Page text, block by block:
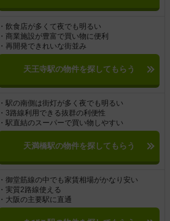
・飲食店が多くて夜でも明るい
・商業施設が豊富で買い物に便利
・再開発できれいな街並み
天王寺駅の物件を探してもらう
・駅の南側は街灯が多く夜でも明るい
・3路線利用できる抜群の利便性
・駅直結のスーパーで買い物しやすい
天満橋駅の物件を探してもらう
・御堂筋線の中でも家賃相場がかなり安い
・実質2路線使える
・大阪の主要駅に直通